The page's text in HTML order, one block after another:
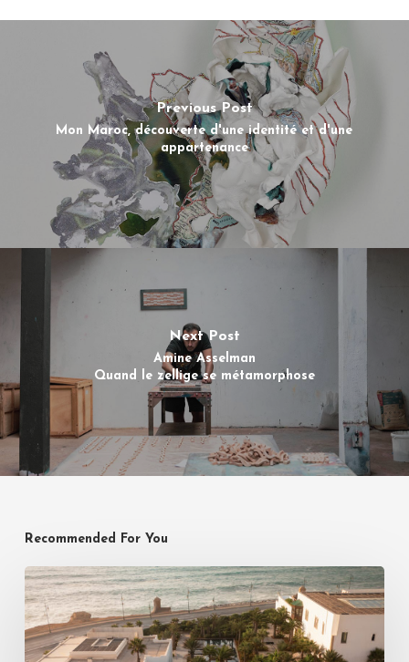
Previous Post
Mon Maroc, découverte d'une identité et d'une
appartenance
Next Post
Amine Asselman
Quand le zellige se métamorphose
Recommended For You